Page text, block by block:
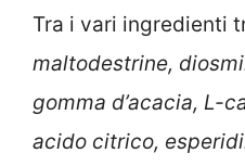
Tra i vari ingredienti
maltodestrine,
gomma d’acacia, L-
acido citrico,